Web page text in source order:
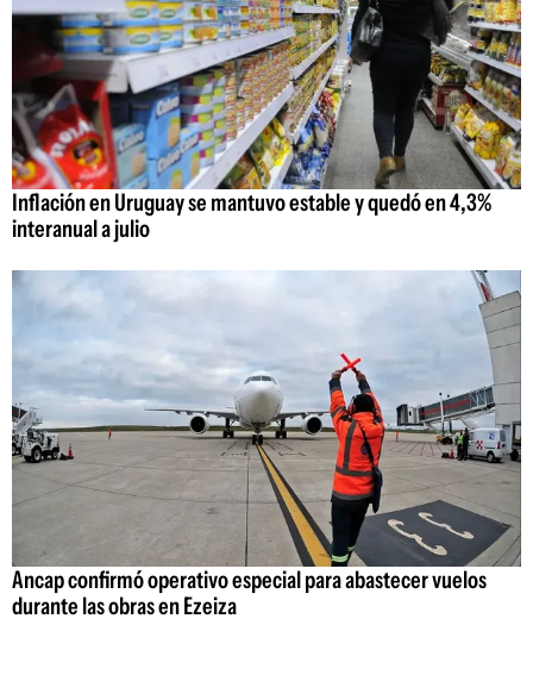
Inflación en Uruguay se mantuvo estable y quedó en 4,3%
interanual a julio
Ancap confirmó operativo especial para abastecer vuelos
durante las obras en Ezeiza